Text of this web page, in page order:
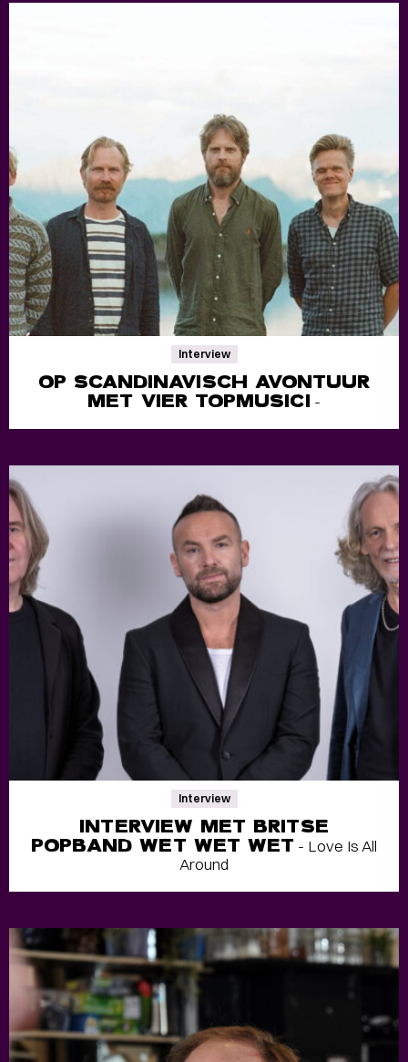
Interview
OP SCANDINAVISCH AVONTUUR
MET VIER TOPMUSICI -
Interview
INTERVIEW MET BRITSE
POPBAND WET WET WET - Love Is All
Around